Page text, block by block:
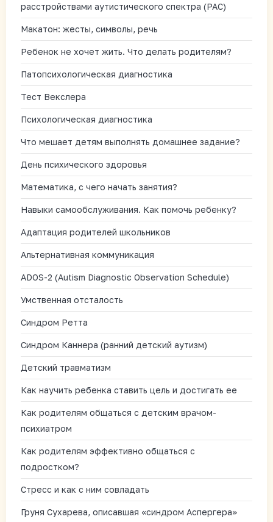
расстройствами аутистического спектра (РАС)
Макатон: жесты, символы, речь
Ребенок не хочет жить. Что делать родителям?
Патопсихологическая диагностика
Тест Векслера
Психологическая диагностика
Что мешает детям выполнять домашнее задание?
День психического здоровья
Математика, с чего начать занятия?
Навыки самообслуживания. Как помочь ребенку?
Адаптация родителей школьников
Альтернативная коммуникация
ADOS-2 (Autism Diagnostic Observation Schedule)
Умственная отсталость
Синдром Ретта
Синдром Каннера (ранний детский аутизм)
Детский травматизм
Как научить ребенка ставить цель и достигать ее
Как родителям общаться с детским врачом-
психиатром
Как родителям эффективно общаться с
подростком?
Стресс и как с ним совладать
Груня Сухарева, описавшая «синдром Аспергера»